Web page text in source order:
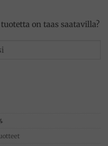
on taas saatavilla?